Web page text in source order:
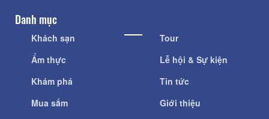
Danh mục
Khách sạn
Ẩm thực
Khám phá
Mua sắm
Tour
Lễ hội & Sự kiện
Tin tức
Giới thiệu